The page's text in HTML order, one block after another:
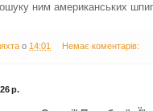
ним американських
о 14:01 Немає коментарів:
р.